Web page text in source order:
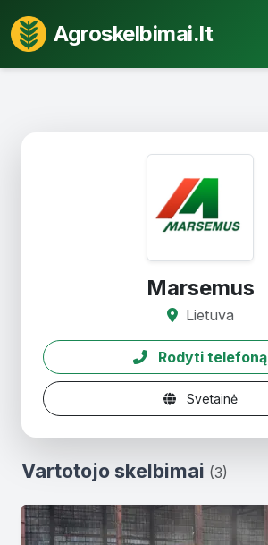
Agroskelbimai.lt
Marsemus
Lietuva
Rodyti telefoną
Svetainė
Vartotojo skelbimai (3)